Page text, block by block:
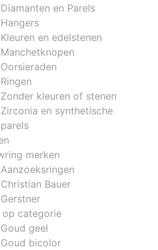
Diamanten en Parels
Hangers
Kleuren en edelstenen
Manchetknopen
Oorsieraden
Ringen
Zonder kleuren of stenen
Zirconia en synthetische
parels
merken
Aanzoeksringen
Christian Bauer
Gerstner
op categorie
Goud geel
Goud bicolor